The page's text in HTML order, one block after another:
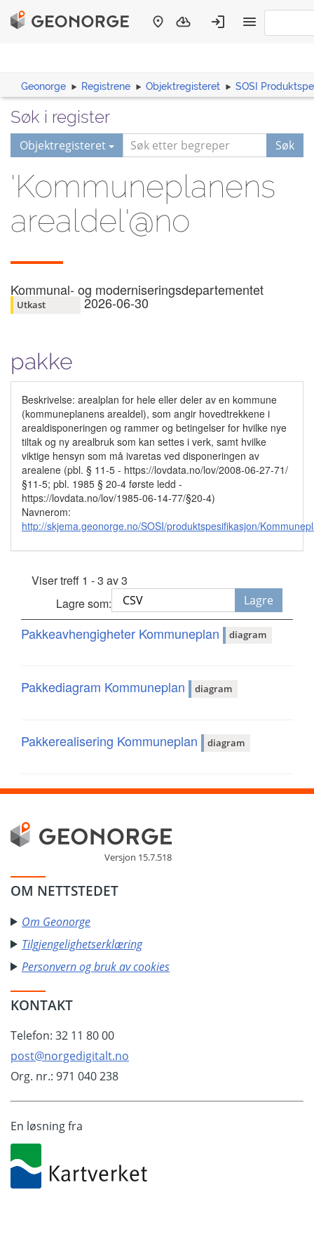
Geonorge Registrene Objektregisteret SOSI
Søk i register
Objektregisteret Søk
'Kommuneplanens
arealdel'@no
Kommunal- og moderniseringsdepartementet
Utkast 2026-06-30
pakke
Beskrivelse: arealplan for hele eller deler av en kommune
(kommuneplanens arealdel), som angir hovedtrekkene i
arealdisponeringen og rammer og betingelser for hvilke nye
tiltak og ny arealbruk som kan settes i verk, samt hvilke
viktige hensyn som må ivaretas ved disponeringen av
arealene (pbl. § 11-5 - https://lovdata.no/lov/2008-06-27-71/
§11-5; pbl. 1985 § 20-4 første ledd -
https://lovdata.no/lov/1985-06-14-77/§20-4)
Navnerom:
http://skjema.geonorge.no/SOSI/produktspesifikasjon/
Viser treff 1 - 3 av 3
Lagre som:
Lagre
Pakkeavhengigheter Kommuneplan diagram
Pakkediagram Kommuneplan diagram
Pakkerealisering Kommuneplan diagram